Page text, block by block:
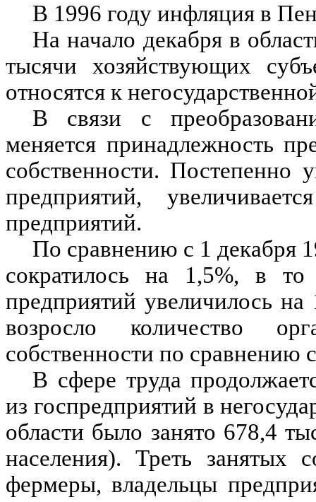
В 1996 году инфляция в
На начало декабря в
тысячи хозяйствующих
относятся к
В связи с
меняется принадлежность
собственности. Постепенно
предприятий,
предприятий.
По сравнению с 1 декабря
сократилось на 1,5%, в
предприятий увеличилось
возросло количество
собственности по сравнению
В сфере труда
из госпредприятий в
области было занято 678,4
населения). Треть занятых
фермеры, владельцы